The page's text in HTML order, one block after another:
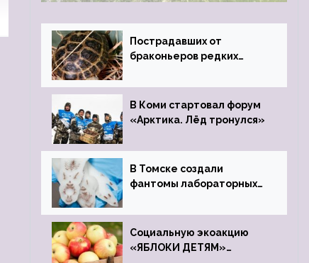
Пострадавших от
браконьеров редких
Ростовский зоопарк
В Коми стартовал форум
«Арктика. Лёд тронулся»
В Томске создали
фантомы лабораторных
Социальную экоакцию
«ЯБЛОКИ ДЕТЯМ»